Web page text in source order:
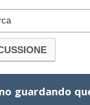
guardando